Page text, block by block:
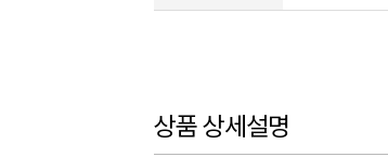
상품 상세설명